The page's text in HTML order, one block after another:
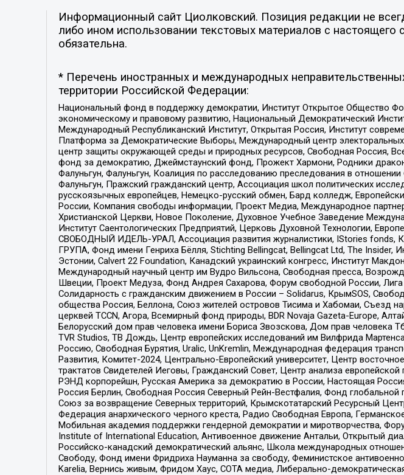
Информационный сайт Циолковский. Позиция редакции не
либо ином использовании текстовых материалов с настоящего
обязательна.
* Перечень иностранных и международных
территории Российской Федерации:
Национальный фонд в поддержку демократии, Институт Открытое Общество
экономическому и правовому развитию, Национальный Демократический
Международный Республиканский Институт, Открытая Россия, Институт
Платформа за Демократические Выборы, Международный центр
центр защиты окружающей среды и природных ресурсов, Свободная Россия,
фонд за демократию, Джеймстаунский фонд, Прожект Хармони, Родники
Фалуньгун, Фалуньгун, Коалиция по расследованию преследования в
Фалуньгун, Пражский гражданский центр, Ассоциация школ политических
русскоязычных европейцев, Немецко-русский обмен, Бард колледж,
России, Компания свободы информации, Проект Медиа, Международное
Христианской Церкви, Новое Поколение, Духовное Учебное Заведение
Институт Саентологических Предприятий, Церковь Духовной Технологии,
СВОБОДНЫЙ ИДЕЛЬ-УРАЛ, Ассоциация развития журналистики, IStories
ГРУПА, Фонд имени Генриха Бёлля, Stichting Bellingcat, Bellingcat Ltd, The
Эстонии, Calvert 22 Foundation, Канадский украинский конгресс, Институт
Международный научный центр им Вудро Вильсона, Свободная пресса,
Швеции, Проект Медуза, Фонд Андрея Сахарова, Форум свободной России,
Солидарность с гражданским движением в России – Solidarus, КрымSOS,
общества Россия, Беллона, Союз жителей островов Тисима и Хабомаи, Съезд
церквей TCCN, Агора, Всемирный фонд природы, BDR Novaja Gazeta-Europe,
Белорусский дом прав человека имени Бориса Звозскова, Дом прав человека
TVR Studios, ТВ Дождь, Центр европейских исследований им Вилфрида
Россию, Свободная Бурятия, Uralic, UnKremlin, Международная федерация
Развития, Комитет-2024, Центрально-Европейский университет, Центр
трактатов Свидетелей Иеговы, Гражданский Совет, Центр анализа
РЭНД корпорейшн, Русская Америка за демократию в России, Настоящая
Россия Берлин, Свободная Россия Северный Рейн-Вестфалия, Фонд
Союз за возвращение Северных территорий, Крымскотатарский Ресурсный
Федерация анархического черного креста, Радио Свободная Европа,
Мобильная академия поддержки гендерной демократии и миротворчества,
Institute of International Education, Антивоенное движение Антальи, Открытый
Российско-канадский демократический альянс, Школа международных
Свободу, Фонд имени Фридриха Науманна за свободу, Феминистское
Karelia, Вернись живым, Фридом Хаус, СОТА медиа, Либерально-